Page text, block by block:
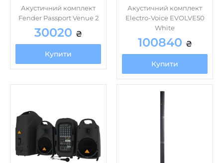
Акустичний комплект
Fender Passport Venue 2
30020 ₴
Купити
Акустичний комплект
Electro-Voice EVOLVE50
White
100840 ₴
Купити